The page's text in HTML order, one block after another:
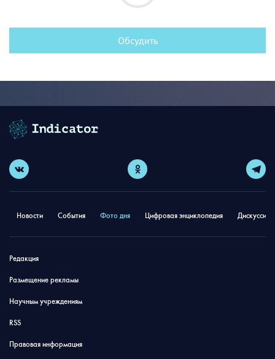
Обсудить
Новости События Фото дня Цифровая энциклопедия
Редакция
Размещение рекламы
Научным учреждениям
RSS
Правовая информация